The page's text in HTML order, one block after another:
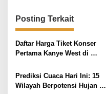
a
s
i
p
o
s
Posting Terkait
Daftar Harga Tiket Konser
Pertama Kanye West di
Prediksi Cuaca Hari Ini: 15
Wilayah Berpotensi Hujan